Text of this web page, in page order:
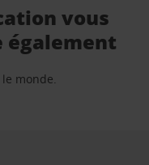
vous
également
monde.